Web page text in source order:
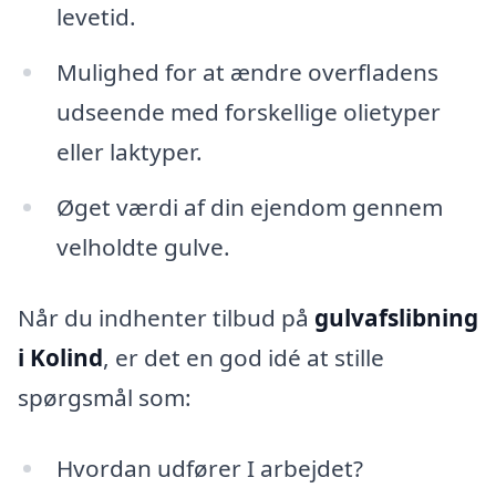
levetid.
Mulighed for at ændre overfladens
udseende med forskellige olietyper
eller laktyper.
Øget værdi af din ejendom gennem
velholdte gulve.
Når du indhenter tilbud på gulvafslibning
i Kolind, er det en god idé at stille
spørgsmål som:
Hvordan udfører I arbejdet?